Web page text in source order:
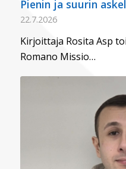
Pienin ja suurin
22.7.2026
Kirjoittaja Rosita Asp
Romano Missio…